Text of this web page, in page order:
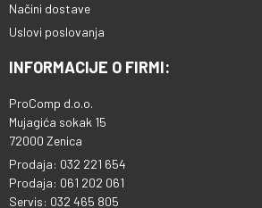
Načini dostave
Uslovi poslovanja
INFORMACIJE O FIRMI:
ProComp d.o.o.
Mujagića sokak 15
72000 Zenica
Prodaja: 032 221 654
Prodaja: 061 202 061
Servis: 032 465 805